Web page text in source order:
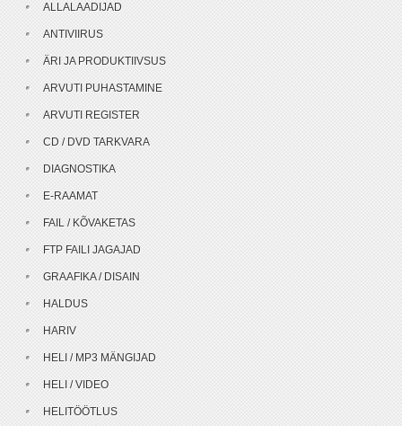
ALLALAADIJAD
ANTIVIIRUS
ÄRI JA PRODUKTIIVSUS
ARVUTI PUHASTAMINE
ARVUTI REGISTER
CD / DVD TARKVARA
DIAGNOSTIKA
E-RAAMAT
FAIL / KÕVAKETAS
FTP FAILI JAGAJAD
GRAAFIKA / DISAIN
HALDUS
HARIV
HELI / MP3 MÄNGIJAD
HELI / VIDEO
HELITÖÖTLUS